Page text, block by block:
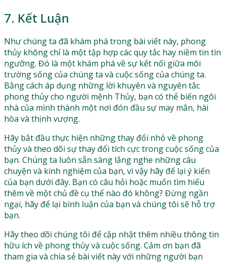
7. Kết Luận
Như chúng ta đã khám phá trong bài viết này, phong
thủy không chỉ là một tập hợp các quy tắc hay niềm tin tín
ngưỡng. Đó là một khám phá về sự kết nối giữa môi
trường sống của chúng ta và cuộc sống của chúng ta.
Bằng cách áp dụng những lời khuyên và nguyên tắc
phong thủy cho người mệnh Thủy, bạn có thể biến ngôi
nhà của mình thành một nơi đón đầu sự may mắn, hài
hòa và thịnh vượng.
Hãy bắt đầu thực hiện những thay đổi nhỏ về phong
thủy và theo dõi sự thay đổi tích cực trong cuộc sống của
bạn. Chúng ta luôn sẵn sàng lắng nghe những câu
chuyện và kinh nghiệm của bạn, vì vậy hãy để lại ý kiến
của bạn dưới đây. Bạn có câu hỏi hoặc muốn tìm hiểu
thêm về một chủ đề cụ thể nào đó không? Đừng ngần
ngại, hãy để lại bình luận của bạn và chúng tôi sẽ hỗ trợ
bạn.
Hãy theo dõi chúng tôi để cập nhật thêm nhiều thông tin
hữu ích về phong thủy và cuộc sống. Cảm ơn bạn đã
tham gia và chia sẻ bài viết này với những người bạn